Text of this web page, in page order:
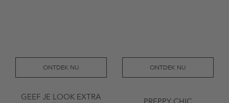
ONTDEK NU ONTDEK NU
GEEF JE LOOK EXTRA